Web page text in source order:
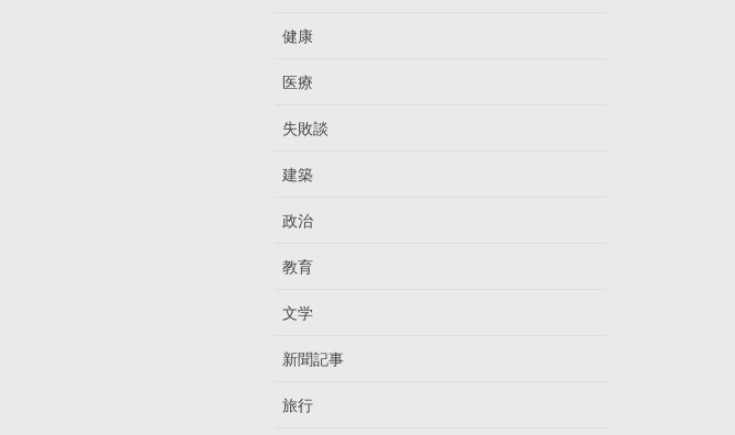
健康
医療
失敗談
建築
政治
教育
文学
新聞記事
旅行